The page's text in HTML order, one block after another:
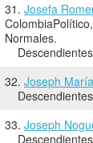
31. Josefa
Normales.
32. Joseph
33. Joseph